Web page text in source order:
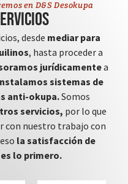
en D&S Desokupa
desde mediar para
, hasta proceder a
jurídicamentea
sistemas de
anti-okupa.Somos
servicios, por lo que
con nuestro trabajo con
la satisfacción de
lo primero.